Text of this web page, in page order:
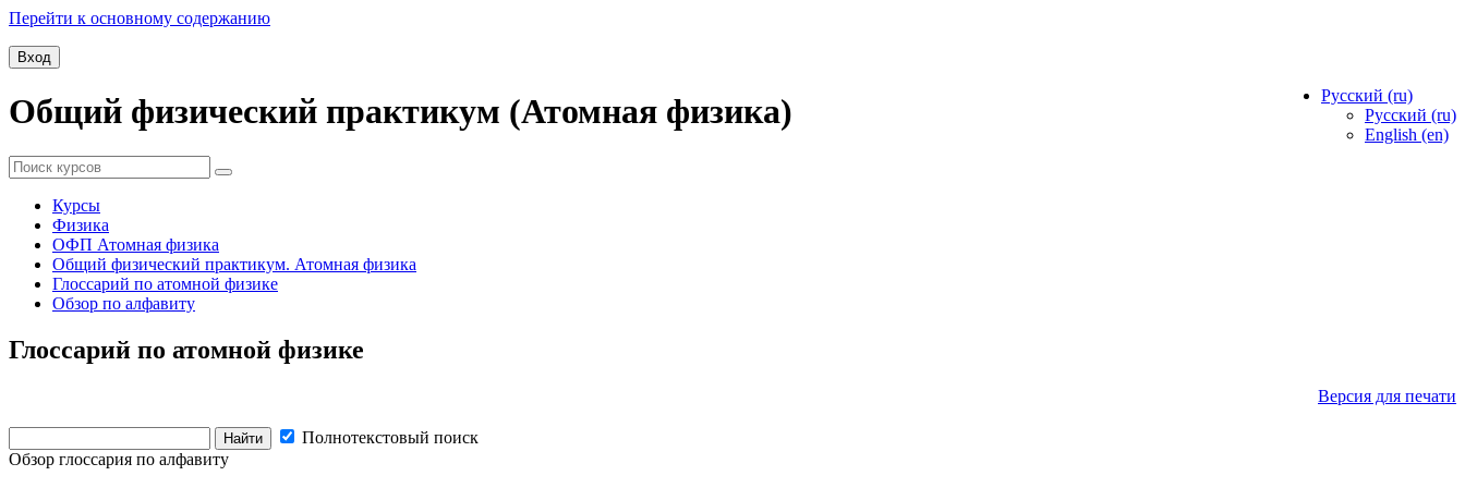
Перейти к основному содержанию
Вход
Русский ‎(ru)‎
Русский ‎(ru)‎
English ‎(en)‎
Общий физический практикум (Атомная физика)
Курсы
Физика
ОФП Атомная физика
Общий физический практикум. Атомная физика
Глоссарий по атомной физике
Обзор по алфавиту
Глоссарий по атомной физике
Версия для печати
Полнотекстовый поиск
Обзор глоссария по алфавиту